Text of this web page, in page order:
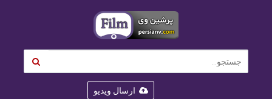
ارسال ویدیو